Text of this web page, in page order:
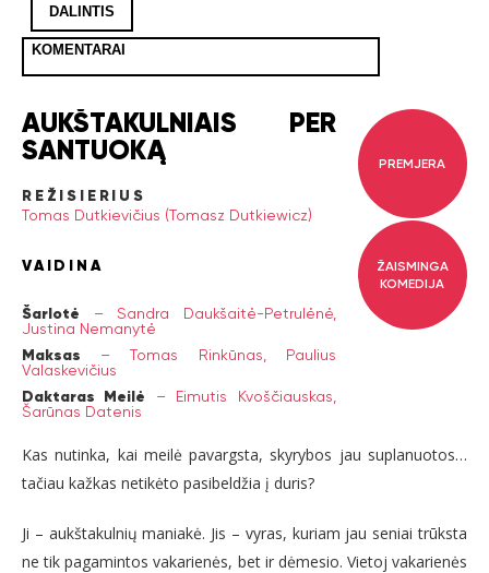
DALINTIS
KOMENTARAI
AUKŠTAKULNIAIS PER
SANTUOKĄ
REŽISIERIUS
Tomas Dutkievičius (Tomasz Dutkiewicz)
VAIDINA
Šarlotė –Sandra Daukšaitė-Petrulėnė,
Justina Nemanytė
Maksas –Tomas Rinkūnas, Paulius
Valaskevičius
Daktaras Meilė – Eimutis Kvoščiauskas,
Šarūnas Datenis
PREMJERA
ŽAISMINGA
KOMEDIJA
Kas nutinka, kai meilė pavargsta, skyrybos jau suplanuotos…
tačiau kažkas netikėto pasibeldžia į duris?
Ji – aukštakulnių maniakė. Jis – vyras, kuriam jau seniai trūksta
ne tik pagamintos vakarienės, bet ir dėmesio. Vietoj vakarienės